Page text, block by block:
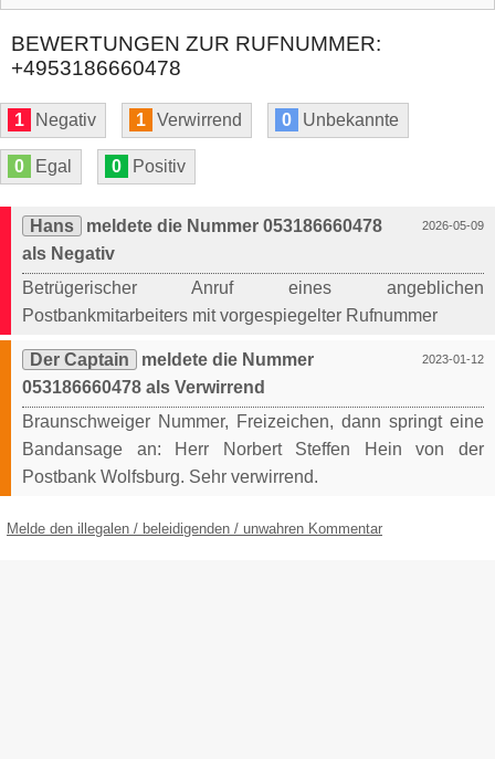
BEWERTUNGEN ZUR RUFNUMMER:
+4953186660478
1 Negativ 1 Verwirrend 0 Unbekannte
0 Egal 0 Positiv
2026-05-09
Hans
meldete die Nummer 053186660478
als Negativ
Betrügerischer Anruf eines angeblichen
Postbankmitarbeiters mit vorgespiegelter Rufnummer
2023-01-12
Der Captain
meldete die Nummer
053186660478 als Verwirrend
Braunschweiger Nummer, Freizeichen, dann springt eine
Bandansage an: Herr Norbert Steffen Hein von der
Postbank Wolfsburg. Sehr verwirrend.
Melde den illegalen / beleidigenden / unwahren Kommentar